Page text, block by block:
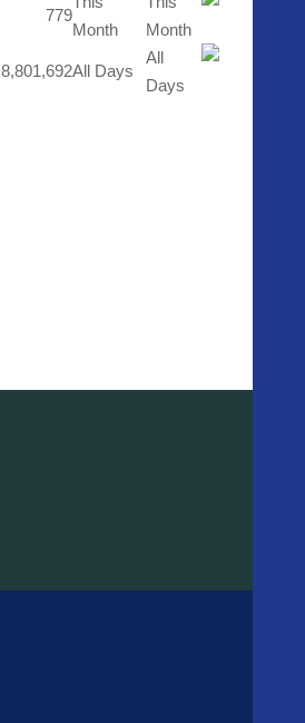
Month
779
All Days
8,801,692